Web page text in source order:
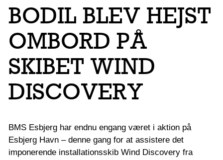
BODIL BLEV HEJST
OMBORD PÅ
SKIBET WIND
DISCOVERY
BMS Esbjerg har endnu engang været i aktion på
Esbjerg Havn – denne gang for at assistere det
imponerende installationsskib Wind Discovery fra